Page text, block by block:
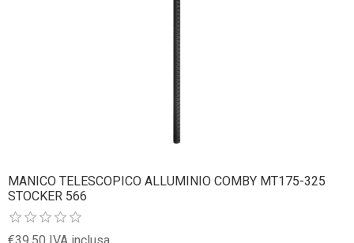
MANICO TELESCOPICO ALLUMINIO COMBY MT175-325
STOCKER 566